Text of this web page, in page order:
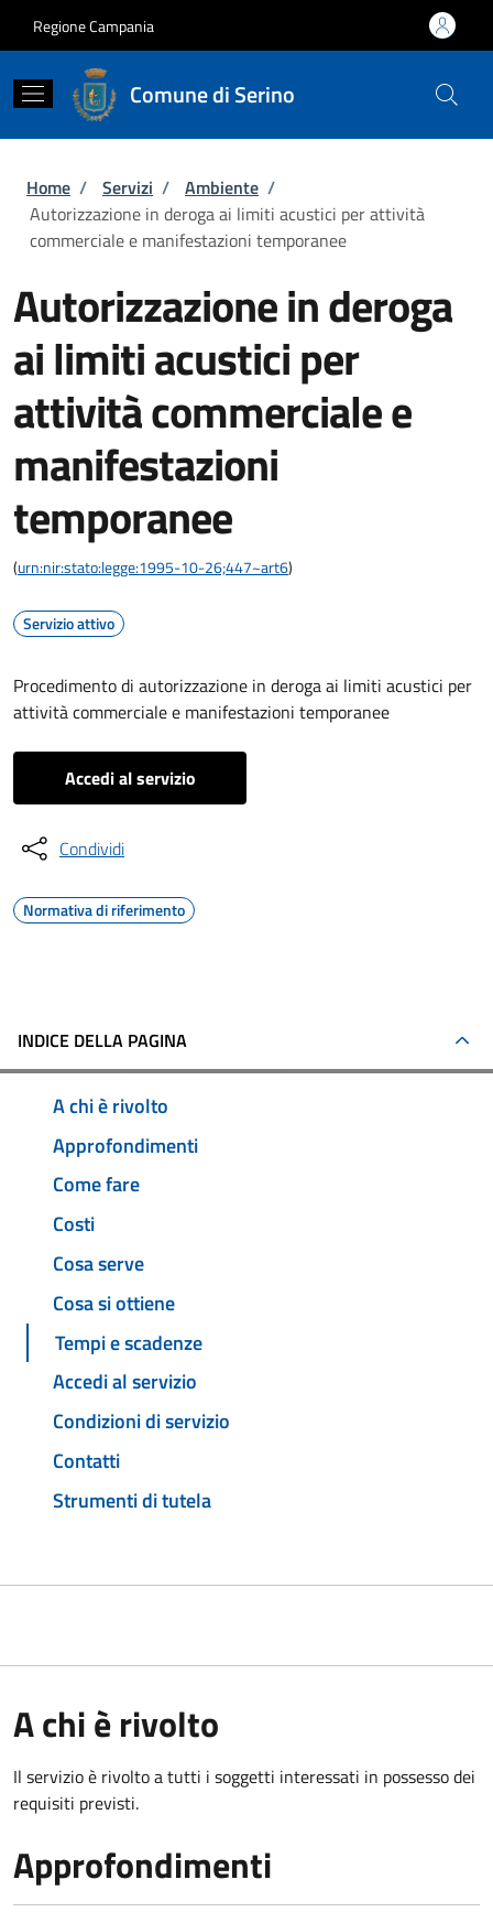
Regione Campania
Comune di Serino
Briciole di pane
Home / Servizi / Ambiente /
Autorizzazione in deroga ai limiti acustici per attività
commerciale e manifestazioni temporanee
Autorizzazione in deroga
ai limiti acustici per
attività commerciale e
manifestazioni
temporanee
(urn:nir:stato:legge:1995-10-26;447~art6)
Servizio attivo
Procedimento di autorizzazione in deroga ai limiti acustici per
attività commerciale e manifestazioni temporanee
Accedi al servizio
Condividi
Normativa di riferimento
INDICE DELLA PAGINA
A chi è rivolto
Approfondimenti
Come fare
Costi
Cosa serve
Cosa si ottiene
Tempi e scadenze
Accedi al servizio
Condizioni di servizio
Contatti
Strumenti di tutela
A chi è rivolto
Il servizio è rivolto a tutti i soggetti interessati in possesso dei
requisiti previsti.
Approfondimenti